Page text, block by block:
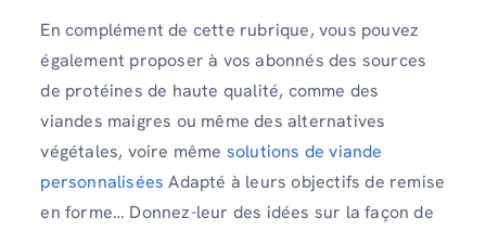
En complément de cette rubrique, vous pouvez
également proposer à vos abonnés des sources
de protéines de haute qualité, comme des
viandes maigres ou même des alternatives
végétales, voire même solutions de viande
personnalisées Adapté à leurs objectifs de remise
en forme… Donnez-leur des idées sur la façon de